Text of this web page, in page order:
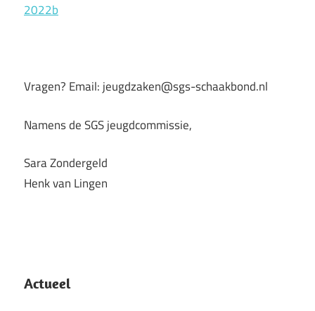
2022b
Vragen? Email: jeugdzaken@sgs-schaakbond.nl
Namens de SGS jeugdcommissie,
Sara Zondergeld
Henk van Lingen
Actueel